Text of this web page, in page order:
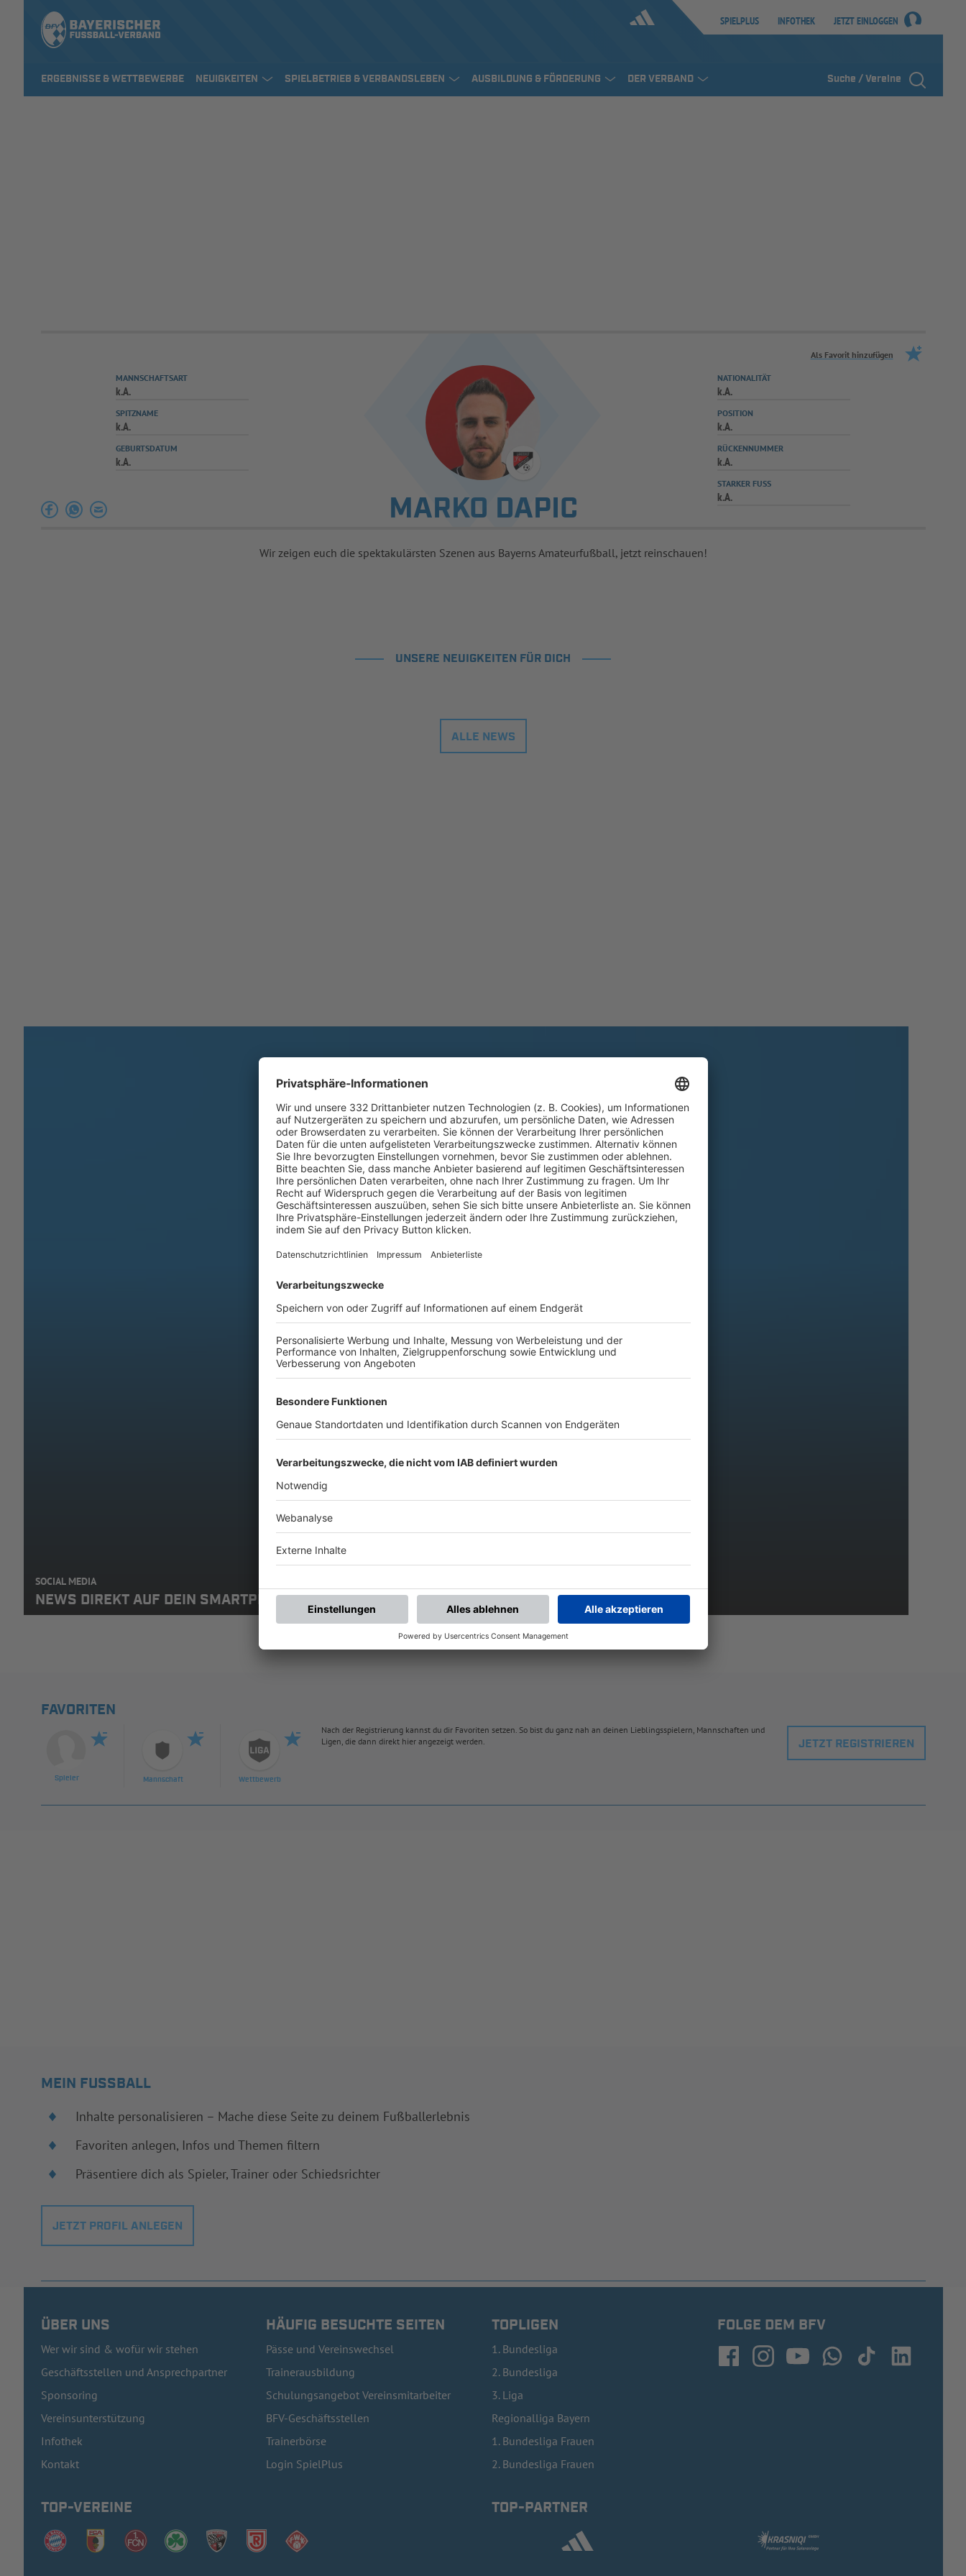
SPIELPLUS INFOTHEK JETZT EINLOGGEN
ERGEBNISSE & WETTBEWERBE NEUIGKEITEN SPIELBETRIEB & VERBANDSLEBEN AUSBILDUNG & FÖRDERUNG DER VERBAND Suche / Vereine
Als Favorit hinzufügen
MARKO DAPIC
MANNSCHAFTSART
k.A.
SPITZNAME
k.A.
GEBURTSDATUM
k.A.
NATIONALITÄT
k.A.
POSITION
k.A.
RÜCKENNUMMER
k.A.
STARKER FUSS
k.A.
Wir zeigen euch die spektakulärsten Szenen aus Bayerns Amateurfußball, jetzt reinschauen!
UNSERE NEUIGKEITEN FÜR DICH
ALLE NEWS
SOCIAL MEDIA
NEWS DIREKT AUF DEIN SMARTPHONE: ABONNIERE DEN BFV-WHATSAPP-KANAL!
FAVORITEN
Spieler Mannschaft Wettbewerb
Nach der Registrierung kannst du dir Favoriten setzen. So bist du ganz nah an deinen Lieblingsspielern, Mannschaften und
Ligen, die dann direkt hier angezeigt werden.
JETZT REGISTRIEREN
MEIN FUSSBALL
Inhalte personalisieren – Mache diese Seite zu deinem Fußballerlebnis
Favoriten anlegen, Infos und Themen filtern
Präsentiere dich als Spieler, Trainer oder Schiedsrichter
JETZT PROFIL ANLEGEN
ÜBER UNS
Wer wir sind & wofür wir stehen
Geschäftsstellen und Ansprechpartner
Sponsoring
Vereinsunterstützung
Infothek
Kontakt
HÄUFIG BESUCHTE SEITEN
Pässe und Vereinswechsel
Trainerausbildung
Schulungsangebot Vereinsmitarbeiter
BFV-Geschäftsstellen
Trainerbörse
Login SpielPlus
TOPLIGEN
1. Bundesliga
2. Bundesliga
3. Liga
Regionalliga Bayern
1. Bundesliga Frauen
2. Bundesliga Frauen
FOLGE DEM BFV
TOP-VEREINE TOP-PARTNER